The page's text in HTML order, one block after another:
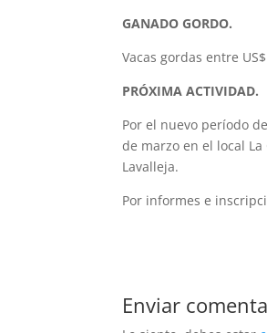
GANADO GORDO.
Vacas gordas entre
PRÓXIMA ACTIVIDAD.
Por el nuevo período
de marzo en el local
Lavalleja.
Por informes e
Enviar